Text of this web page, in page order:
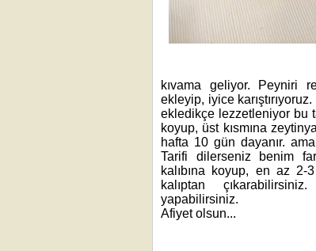
kıvama geliyor. Peyniri
ekleyip, iyice
ekledikçe lezzetleniyor bu
koyup, üst kısmına
hafta 10 gün dayanır.
Tarifi dilerseniz benim
kalıbına koyup, en az 2-
kalıptan
yapabilirsiniz.
Afiyet olsun...